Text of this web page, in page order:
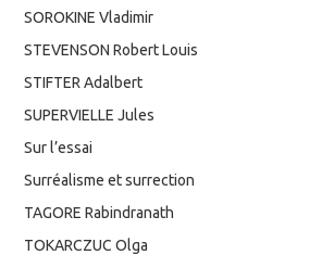
SOROKINE Vladimir
STEVENSON Robert Louis
STIFTER Adalbert
SUPERVIELLE Jules
Sur l’essai
Surréalisme et surrection
TAGORE Rabindranath
TOKARCZUC Olga